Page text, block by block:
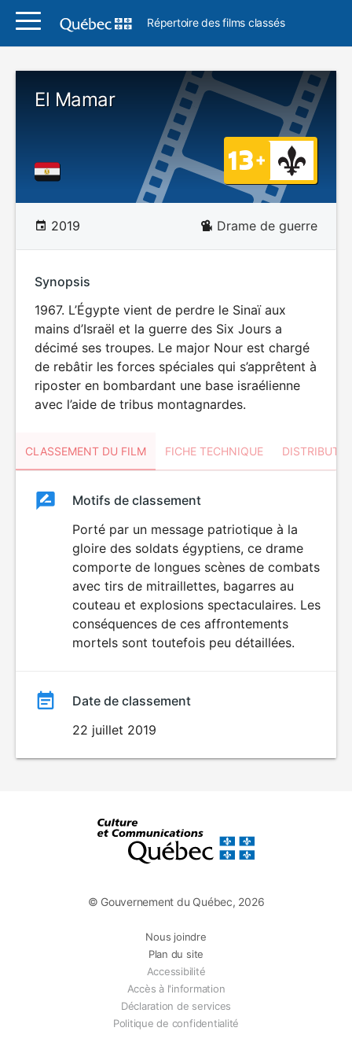
Répertoire des films classés
El Mamar
2019 Drame de guerre
Synopsis
1967. L’Égypte vient de perdre le Sinaï aux
mains d’Israël et la guerre des Six Jours a
décimé ses troupes. Le major Nour est chargé
de rebâtir les forces spéciales qui s’apprêtent à
riposter en bombardant une base israélienne
avec l’aide de tribus montagnardes.
CLASSEMENT DU FILM FICHE TECHNIQUE
ClassementClassement
Motifs de classement
Porté par un message patriotique à la
gloire des soldats égyptiens, ce drame
comporte de longues scènes de combats
avec tirs de mitraillettes, bagarres au
couteau et explosions spectaculaires. Les
conséquences de ces affrontements
mortels sont toutefois peu détaillées.
Date de classement
22 juillet 2019
© Gouvernement du Québec, 2026
Nous joindre
Plan du site
Accessibilité
Accès à l'information
Déclaration de services
Politique de confidentialité